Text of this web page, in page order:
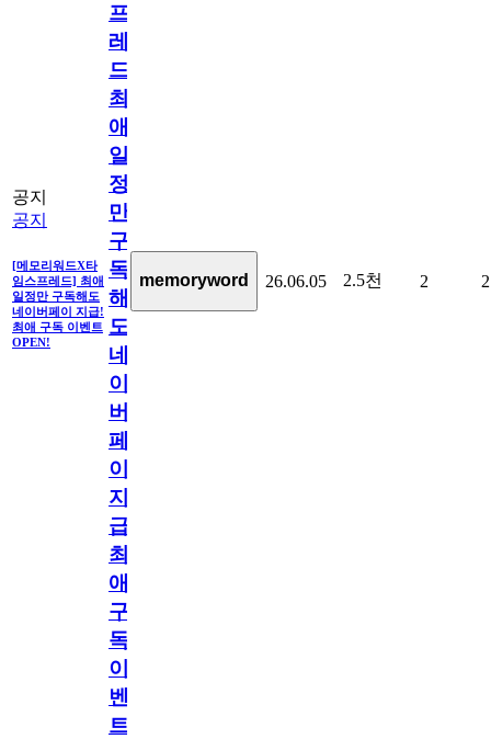
공지
공지
[메모리워드X타
임스프레드] 최애
일정만 구독해도
네이버페이 지급!
최애 구독 이벤트
OPEN!
프
레
드]
최
애
일
정
만
구
독
해
도
네
이
버
페
이
지
급!
최
애
구
독
이
벤
트
memoryword 26.06.05 2.5천 2 2